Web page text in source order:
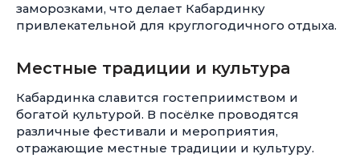
заморозками, что делает Кабардинку
привлекательной для круглогодичного отдыха.
Местные традиции и культура
Кабардинка славится гостеприимством и
богатой культурой. В посёлке проводятся
различные фестивали и мероприятия,
отражающие местные традиции и культуру.